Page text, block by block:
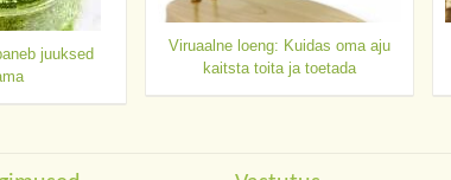
juuksed
Viruaalne loeng: Kuidas oma aju
kaitsta toita ja toetada